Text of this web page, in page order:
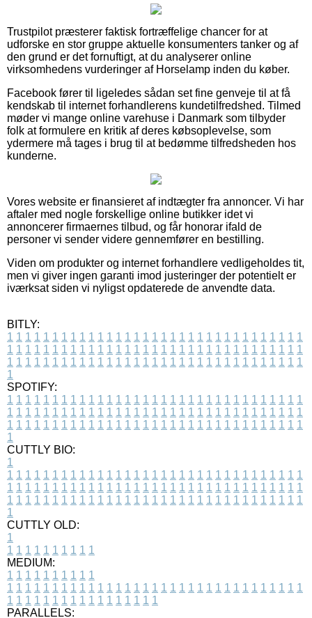
Trustpilot præsterer faktisk fortræffelige chancer for at
udforske en stor gruppe aktuelle konsumenters tanker og af
den grund er det fornuftigt, at du analyserer online
virksomhedens vurderinger af Horselamp inden du køber.
Facebook fører til ligeledes sådan set fine genveje til at få
kendskab til internet forhandlerens kundetilfredshed. Tilmed
møder vi mange online varehuse i Danmark som tilbyder
folk at formulere en kritik af deres købsoplevelse, som
ydermere må tages i brug til at bedømme tilfredsheden hos
kunderne.
Vores website er finansieret af indtægter fra annoncer. Vi har
aftaler med nogle forskellige online butikker idet vi
annoncerer firmaernes tilbud, og får honorar ifald de
personer vi sender videre gennemfører en bestilling.
Viden om produkter og internet forhandlere vedligeholdes tit,
men vi giver ingen garanti imod justeringer der potentielt er
iværksat siden vi nyligst opdaterede de anvendte data.
BITLY:
1 1 1 1 1 1 1 1 1 1 1 1 1 1 1 1 1 1 1 1 1 1 1 1 1 1 1 1 1 1 1 1 1
1 1 1 1 1 1 1 1 1 1 1 1 1 1 1 1 1 1 1 1 1 1 1 1 1 1 1 1 1 1 1 1 1
1 1 1 1 1 1 1 1 1 1 1 1 1 1 1 1 1 1 1 1 1 1 1 1 1 1 1 1 1 1 1 1 1
1
SPOTIFY:
1 1 1 1 1 1 1 1 1 1 1 1 1 1 1 1 1 1 1 1 1 1 1 1 1 1 1 1 1 1 1 1 1
1 1 1 1 1 1 1 1 1 1 1 1 1 1 1 1 1 1 1 1 1 1 1 1 1 1 1 1 1 1 1 1 1
1 1 1 1 1 1 1 1 1 1 1 1 1 1 1 1 1 1 1 1 1 1 1 1 1 1 1 1 1 1 1 1 1
1
CUTTLY BIO:
1
1 1 1 1 1 1 1 1 1 1 1 1 1 1 1 1 1 1 1 1 1 1 1 1 1 1 1 1 1 1 1 1 1
1 1 1 1 1 1 1 1 1 1 1 1 1 1 1 1 1 1 1 1 1 1 1 1 1 1 1 1 1 1 1 1 1
1 1 1 1 1 1 1 1 1 1 1 1 1 1 1 1 1 1 1 1 1 1 1 1 1 1 1 1 1 1 1 1 1
1
CUTTLY OLD:
1
1 1 1 1 1 1 1 1 1 1
MEDIUM:
1 1 1 1 1 1 1 1 1 1
1 1 1 1 1 1 1 1 1 1 1 1 1 1 1 1 1 1 1 1 1 1 1 1 1 1 1 1 1 1 1 1 1
1 1 1 1 1 1 1 1 1 1 1 1 1 1 1 1 1
PARALLELS: